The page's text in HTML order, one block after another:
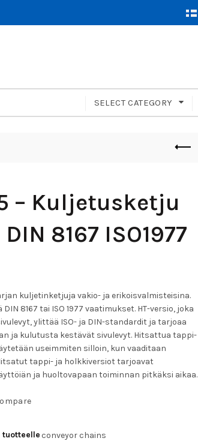
SELECT CATEGORY
– Kuljetusketju
8167 ISO1977
kuljetinketjuja vakio- ja erikoisvalmisteisina.
8167 tai ISO 1977 vaatimukset. HT-versio, joka
ylittää ISO- ja DIN-standardit ja tarjoaa
ja kulutusta kestävät sivulevyt. Hitsattua tappi-
useimmiten silloin, kun vaaditaan
tappi- ja holkkiversiot tarjoavat
ja huoltovapaan toiminnan pitkäksi aikaa.
tuotteelle conveyor chains